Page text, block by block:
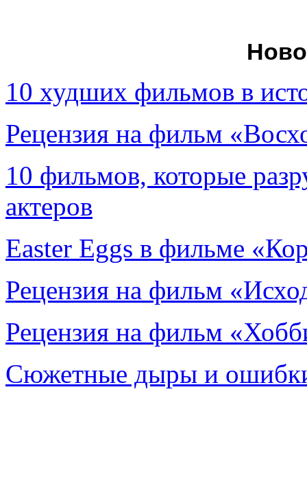
10 худших фильмов в
Рецензия на фильм
10 фильмов, которые
актеров
Easter Eggs в фильме
Рецензия на фильм
Рецензия на фильм
Сюжетные дыры и